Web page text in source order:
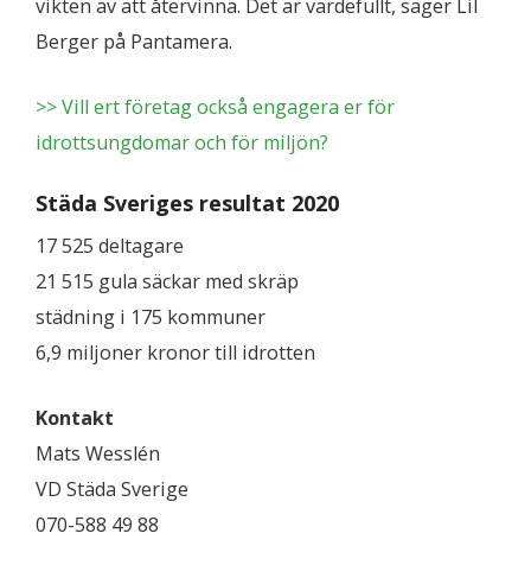
vikten av att återvinna. Det är värdefullt, säger Lil
Berger på Pantamera.
>> Vill ert företag också engagera er för
idrottsungdomar och för miljön?
Städa Sveriges resultat 2020
17 525 deltagare
21 515 gula säckar med skräp
städning i 175 kommuner
6,9 miljoner kronor till idrotten
Kontakt
Mats Wesslén
VD Städa Sverige
070-588 49 88